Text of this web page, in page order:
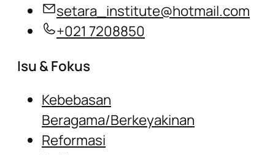
setara_institute@hotmail.com
+021 7208850
Isu & Fokus
Kebebasan
Beragama/Berkeyakinan
Reformasi